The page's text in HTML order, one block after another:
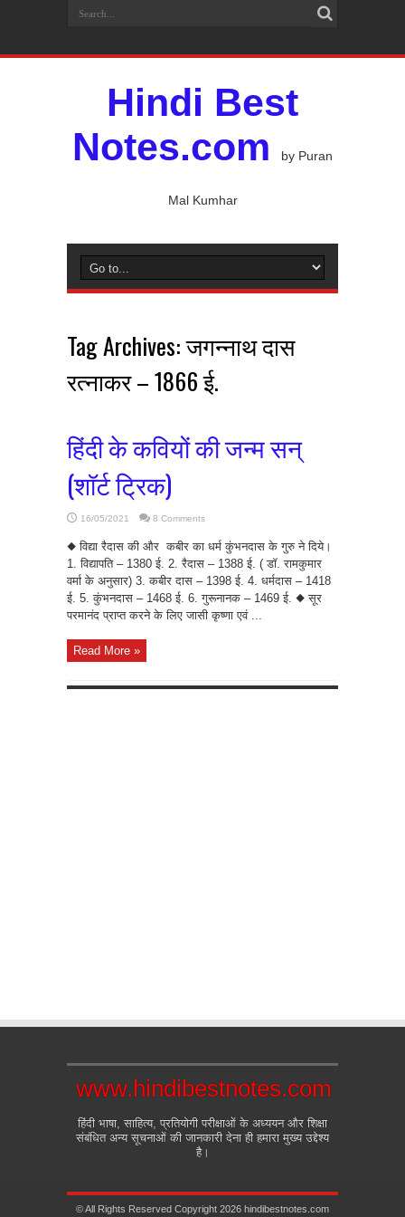
Hindi Best
Notes.com
by Puran
Mal Kumhar
Tag Archives:जगन्नाथ दास
रत्नाकर – 1866 ई.
हिंदी के कवियों की जन्म सन्
(शॉर्ट ट्रिक)
16/05/2021 8 Comments
◆ विद्या रैदास की और कबीर का धर्म कुंभनदास के गुरु ने दिये।
1. विद्यापति – 1380 ई. 2. रैदास – 1388 ई. ( डॉ. रामकुमार
वर्मा के अनुसार) 3. कबीर दास – 1398 ई. 4. धर्मदास – 1418
ई. 5. कुंभनदास – 1468 ई. 6. गुरूनानक – 1469 ई. ◆ सूर
परमानंद प्राप्त करने के लिए जासी कृष्णा एवं ...
Read More »
www.hindibestnotes.com
हिंदी भाषा, साहित्य, प्रतियोगी परीक्षाओं के अध्ययन और शिक्षा
संबंधित अन्य सूचनाओं की जानकारी देना ही हमारा मुख्य उद्देश्य
है।
© All Rights Reserved Copyright 2026 hindibestnotes.com